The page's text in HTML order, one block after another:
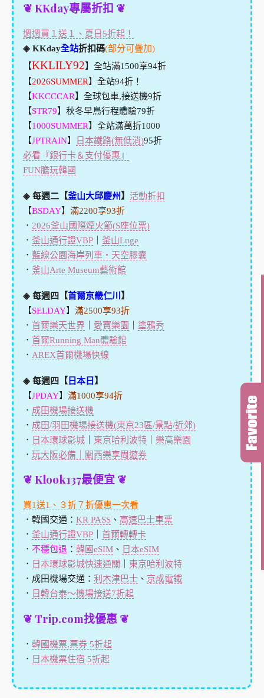
❦ KKday專屬折扣 ❦
週週買１送１、夏日5折起！
◈ KKday全站折扣碼(部分可疊加)
【KKLILY92】全站滿1500享94折
【2026SUMMER】全站94折！
【KKCCCAR】全球包車,接送機9折
【STR79】秋冬早鳥行程體驗79折
【1000SUMMER】全站滿萬折1000
【JPTRAIN】 日本鐵路(無低消)95折
必看『銀行卡＆支付優惠』
FUN膽玩韓國
◈ 每週二【釜山大邱慶州 】 活動折扣
【BSDAY】 滿2200享93折
． 2026釜山國際煙火節(S座位票)
． 釜山通行證VBP｜ 釜山Luge
． 藍線公園海岸列車・天空膠囊
． 釜山Arte Museum藝術館
◈ 每週四【首爾京畿仁川
】
【SELDAY】 滿2500享93折
． 首爾樂天世界 愛寶樂園
塗鴉秀
． 首爾Running Man體驗館
． AREX首爾機場快線
◈ 每週四【 日本日 】
【JPDAY】 滿1000享94折
． 成田機場接送機
． 成田/羽田機場接送機(東京23區/景點/近郊)
． 日本環球影城｜ 東京哈利波特｜ 樂高樂園
． 玩大阪必備｜關西樂享周遊券
❦ Klook137最便宜 ❦
買1送1、３折７折優惠一次看
．韓國交通： KR PASS、 高速巴士車票
． 釜山通行證VBP｜ 首爾轉轉卡
． 不穩包退 ： 韓國eSIM、 日本eSIM
． 日本環球影城快速通關
東京哈利波特
．成田機場交通： 利木津巴士、 京成電鐵
． 日韓台泰～機場接送7折起
❦ Trip.com找優惠 ❦
． 韓國機票,票券 5折起
． 日本機票住宿 5折起